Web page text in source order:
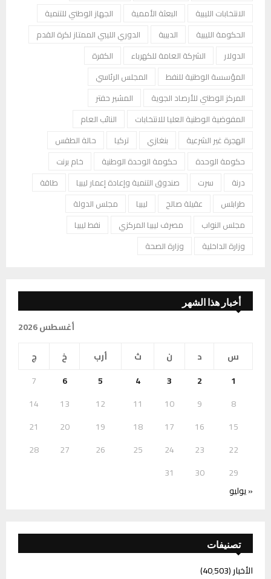
الانتخابات الليبية
البعثة الأممية
الجهاز الوطني للتنمية
الحكومة الليبية
الدبيبة
الدوري الليبي الممتاز لكرة القدم
الدولار
الشركة العامة للكهرباء
الكفرة
المؤسسة الوطنية للنفط
المجلس الرئاسي
المركز الوطني للأرصاد الجوية
المشير حفتر
المفوضية الوطنية العليا للانتخابات
النائب العام
الهجرة غير الشرعية
بنغازي تركيا
حالة الطقس
حكومة الوحدة
حكومة الوحدة الوطنية
خام برنت
درنة
سرت صندوق التنمية وإعادة إعمار ليبيا
طاقة
طرابلس
عقيلة صالح ليبيا
مجلس الدولة
مجلس النواب
مصرف ليبيا المركزي
نفط ليبيا
وزارة الداخلية
وزارة الصحة
أخبار هذا الشهر
أغسطس 2026
س
د ن ث أرب خ
ج
1
2
3
4
5
6
7
8
9
10
11
12
13
14
15
16
17
18
19
20
21
22
23
24
25
26
27
28
29
30
31
« يوليو
تصنيفات
الأخبار(40٬503)